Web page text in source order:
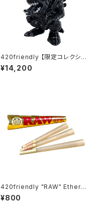
420friendly 【限定コレクショ
ン】Alien Xenomorph Bong
- PVC & GLASS / エイリアン
¥14,200
420friendly "RAW" Etherea
l Cones - コーン (KING siz
e)
¥800